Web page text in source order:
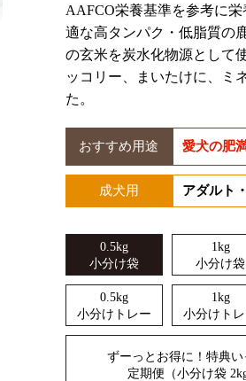
AAFCO栄養基準を参考に
適な高タンパク・低脂質の
の玄米を炭水化物源として
ッコリー、まいたけに、ミ
た。
おすすめ用途 愛犬の肥
成犬用 アダルト
0.5kg
小分け袋
1kg
小分け袋
0.5kg
小分けトレー
1kg
小分けト
ずーっとお得に！特典
定期便（小分け袋 2kg